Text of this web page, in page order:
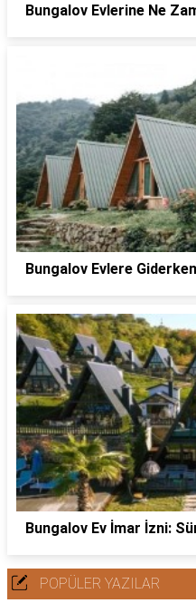
Bungalov Evlerine Ne
Bungalov Evlere
Bungalov Ev İmar İzni:
POPÜLER YAZILAR